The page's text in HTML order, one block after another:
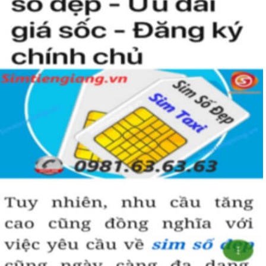
Simtiengiang.vn.
Sim Tiền Giang là đơn vị cung cấp sim số đẹp lục quý 9, sim giá rẻ
uy tín chất lượng.
Chọn mua sim số đẹp thường mất nhiều thời gian ở khoản lựa số,
một số phải vừa đẹp, vừa tốt về phong thủy thì mới là sim hoàn
hảo. Vậy phải làm sao?
- Cách nhanh nhất để chọn mua được sim lục quý 9 là bạn vào
trang chủ của Sim Tiền Giang, chọn mục “Sim giảm giá “ ở ngay
đầu trang chủ. Đây là danh sách sim được đại lý giảm giá vì một số
lý do nên bạn có thể chọn mua được số đẹp lại có giá cực rẻ nữa.
Ngoài ra quý khách chưa ưng ý về sim luc quy 9 có cũng thể tham
khảo thêm Sim Vinaphone,Sim Gmobile, Sim Lục Quý,Sim Năm
Sinh..